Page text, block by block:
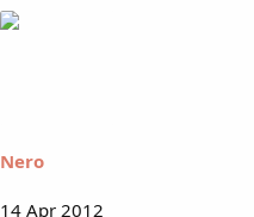
Nero
14 Apr 2012